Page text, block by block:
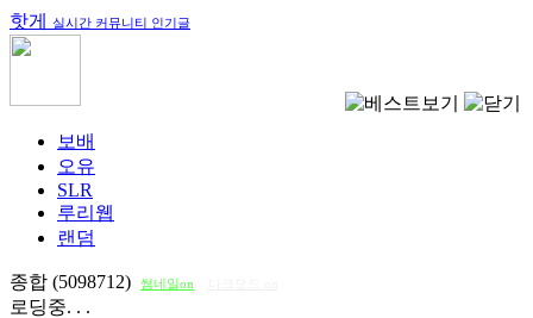
핫게 실시간 커뮤니티 인기글
보배
오유
SLR
루리웹
랜덤
종합 (5098712) 썸네일on
로딩중. . .